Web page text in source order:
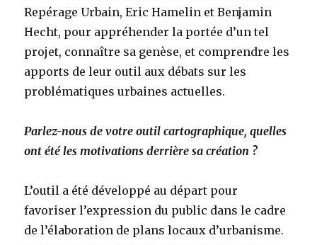
Repérage Urbain, Eric Hamelin et Benjamin
Hecht, pour appréhender la portée d’un tel
projet, connaître sa genèse, et comprendre les
apports de leur outil aux débats sur les
problématiques urbaines actuelles.
Parlez-nous de votre outil cartographique, quelles
ont été les motivations derrière sa création ?
L’outil a été développé au départ pour
favoriser l’expression du public dans le cadre
de l’élaboration de plans locaux d’urbanisme.